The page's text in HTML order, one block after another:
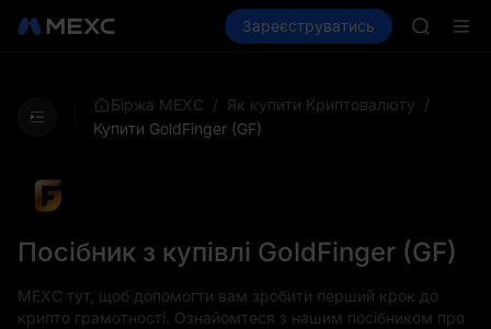
Купити криптовалюту Ринки Спот
Зареєструватись
BMT
Біржа MEXC / Як купити Криптовалюту /
Купити GoldFinger (GF)
Посібник з купівлі GoldFinger (GF)
MEXC тут, щоб допомогти вам зробити перший крок до
крипто грамотності. Ознайомтеся з нашим посібником про